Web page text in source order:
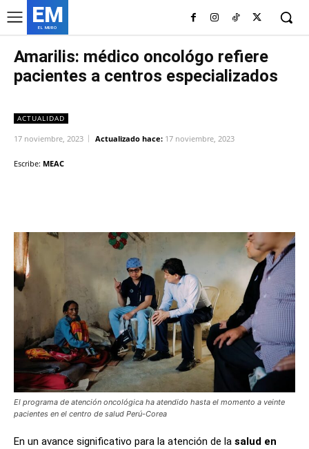
EM
EL MURO
Amarilis: médico oncológo refiere
pacientes a centros especializados
ACTUALIDAD
17 noviembre, 2023 Actualizado hace: 17 noviembre, 2023
Escribe: MEAC
El programa de atención oncológica ha atendido hasta el momento a veinte
pacientes en el centro de salud Perú-Corea
En un avance significativo para la atención de la salud en